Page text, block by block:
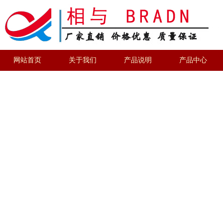
网站首页 关于我们 产品说明 产品中心